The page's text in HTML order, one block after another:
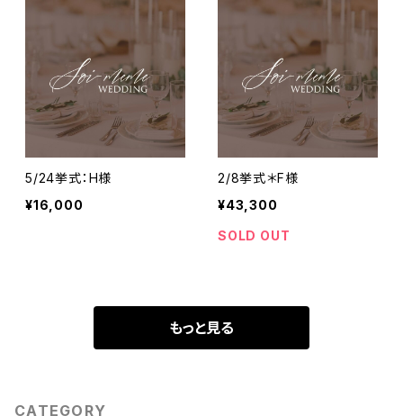
5/24挙式：H様
¥16,000
2/8挙式＊F様
¥43,300
SOLD OUT
もっと見る
CATEGORY